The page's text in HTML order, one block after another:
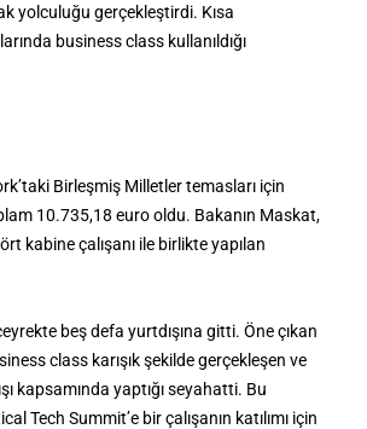
yolculuğu gerçekleştirdi. Kısa
business class kullanıldığı
Birleşmiş Milletler temasları için
10.735,18 euro oldu. Bakanın Maskat,
kabine çalışanı ile birlikte yapılan
beş defa yurtdışına gitti. Öne çıkan
class karışık şekilde gerçekleşen ve
kapsamında yaptığı seyahatti. Bu
Tech Summit’e bir çalışanın katılımı için